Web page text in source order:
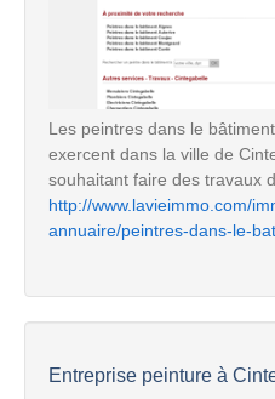
Les peintres dans le
exercent dans la ville de
souhaitant faire des travaux
http://www.lavieimmo.com/
annuaire/peintres-dans-le-
Entreprise peinture à